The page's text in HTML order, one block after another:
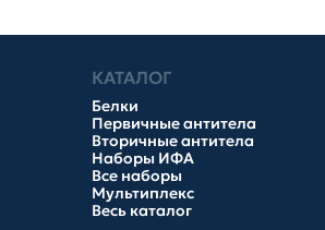
КАТАЛОГ
Белки
Первичные антитела
Вторичные антитела
Наборы ИФА
Все наборы
Мультиплекс
Весь каталог